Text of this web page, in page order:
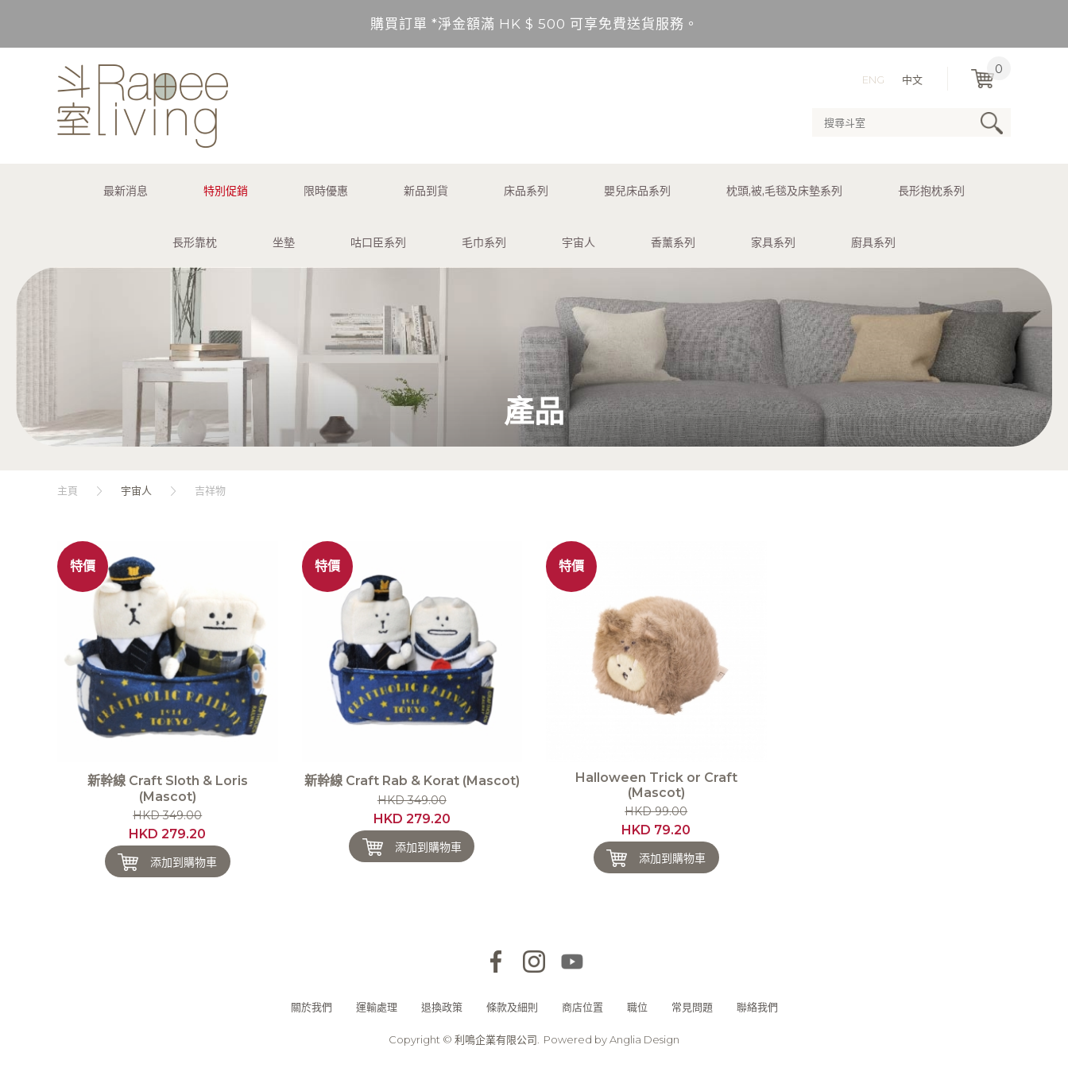
購買訂單 *淨金額滿 HK $ 500 可享免費送貨服務。
購買訂單 *淨金額滿 HK $ 500 可享免費送貨服務。
購買訂單 *淨金額未滿 HK $ 500，需另加 HK$ 50 服務費享用送貨服務。
ENG 中文
0
最新消息 特別促銷 限時優惠 新品到貨 床品系列 嬰兒床品系列 枕頭,被,毛毯及床墊系列 長形抱枕系列
長形靠枕 坐墊 咕口臣系列 毛巾系列 宇宙人 香薰系列 家具系列 廚具系列
產品
主頁 宇宙人 吉祥物
特價
新幹線 Craft Sloth & Loris
(Mascot)
HKD 349.00
HKD 279.20
添加到購物車
特價
新幹線 Craft Rab & Korat (Mascot)
HKD 349.00
HKD 279.20
添加到購物車
特價
Halloween Trick or Craft
(Mascot)
HKD 99.00
HKD 79.20
添加到購物車
關於我們 運輸處理 退換政策 條款及細則 商店位置 職位 常見問題 聯絡我們
Copyright © 利鳴企業有限公司. Powered byAnglia Design